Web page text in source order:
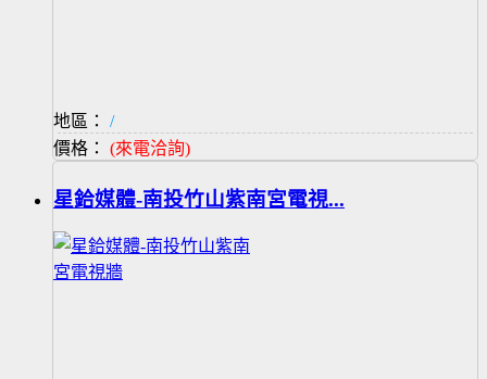
地區：
/
價格： (來電洽詢)
星鉿媒體-南投竹山紫南宮電視...